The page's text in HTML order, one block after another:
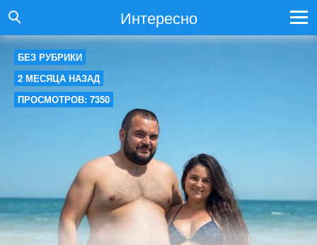
Интересно
БЕЗ РУБРИКИ
2 МЕСЯЦА НАЗАД
ПРОСМОТРОВ: 7350